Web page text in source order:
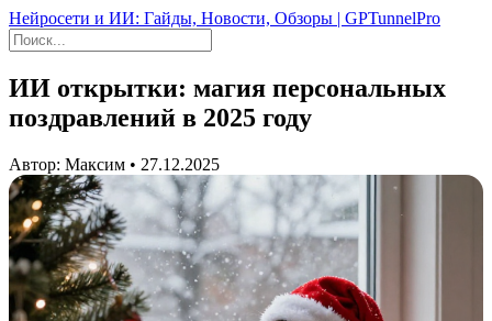
Нейросети и ИИ: Гайды, Новости, Обзоры | GPTunnelPro
ИИ открытки: магия персональных
поздравлений в 2025 году
Автор: Максим • 27.12.2025